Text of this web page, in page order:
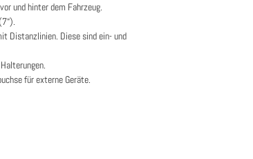
und hinter dem Fahrzeug.
Distanzlinien. Diese sind ein- und
für externe Geräte.